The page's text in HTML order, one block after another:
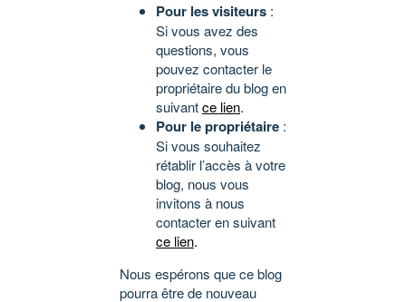
Pour les visiteurs :
Si vous avez des
questions, vous
pouvez contacter le
propriétaire du blog en
suivantce lien.
Pour le propriétaire :
Si vous souhaitez
rétablir l’accès à votre
blog, nous vous
invitons à nous
contacter en suivant
ce lien.
Nous espérons que ce blog
pourra être de nouveau